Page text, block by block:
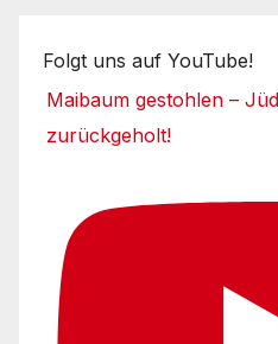
Folgt uns auf YouTube!
Maibaum gestohlen –
zurückgeholt!